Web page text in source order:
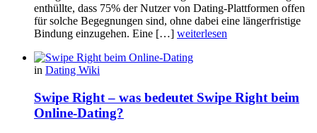
enthüllte, dass 75% der Nutzer von Dating-Plattformen offen
für solche Begegnungen sind, ohne dabei eine längerfristige
Bindung einzugehen. Eine […] weiterlesen
in Dating Wiki
Swipe Right – was bedeutet Swipe Right beim
Online-Dating?